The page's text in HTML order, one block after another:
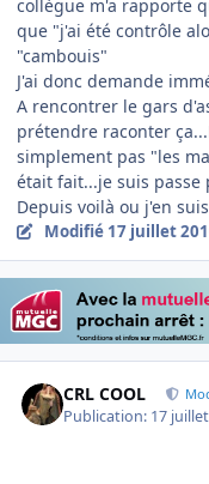
collègue m'a rapporte
que "j'ai été contrôle
"cambouis"
J'ai donc demande
A rencontrer le gars
prétendre raconter
simplement pas "les
était fait...je suis passe
Depuis voilà ou j'en
Modifié 17 juillet
CRL COOL
Publication: 17